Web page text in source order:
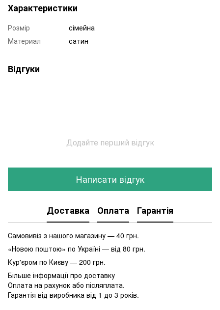
Характеристики
Розмір
сімейна
Материал
сатин
Відгуки
Додайте перший відгук
Написати відгук
Доставка Оплата Гарантія
Самовивіз з нашого магазину — 40 грн.
«Новою поштою» по Україні — від 80 грн.
Кур'єром по Києву — 200 грн.
Більше інформації про доставку
Оплата на рахунок або післяплата.
Гарантія від виробника від 1 до 3 років.